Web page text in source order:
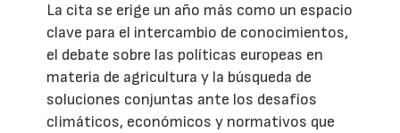
La cita se erige un año más como un espacio
clave para el intercambio de conocimientos,
el debate sobre las políticas europeas en
materia de agricultura y la búsqueda de
soluciones conjuntas ante los desafíos
climáticos, económicos y normativos que